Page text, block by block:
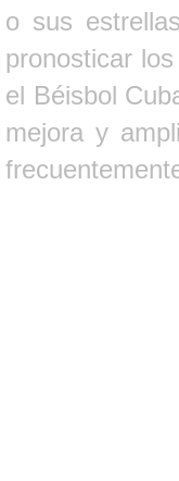
o sus
pronosticar
el Béisbol
mejora y